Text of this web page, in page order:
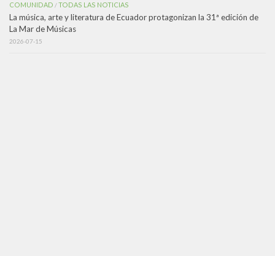
COMUNIDAD /TODAS LAS NOTICIAS
La música, arte y literatura de Ecuador protagonizan la 31ª edición de
La Mar de Músicas
2026-07-15